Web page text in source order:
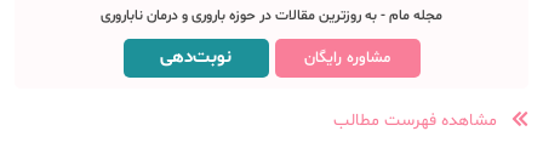
مجله مام - به روزترین مقالات در حوزه باروری و درمان ناباروری
مشاوره رایگان نوبت‌دهی
مشاهده فهرست مطالب